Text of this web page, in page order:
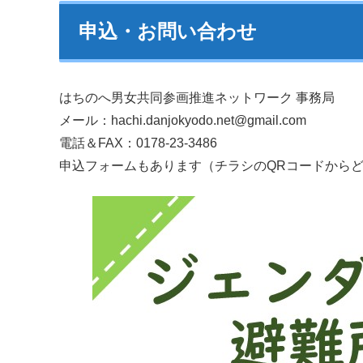
申込・お問い合わせ
はちのへ男女共同参画推進ネットワーク 事務局
メール：hachi.danjokyodo.net@gmail.com
電話＆FAX：0178-23-3486
申込フォームもあります（チラシのQRコードから